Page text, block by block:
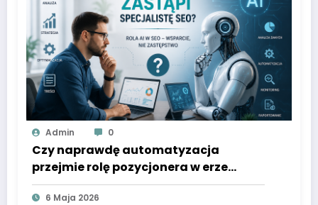
Admin 0
Czy naprawdę automatyzacja
przejmie rolę pozycjonera w erze
cyfrowej
6 Maja 2026